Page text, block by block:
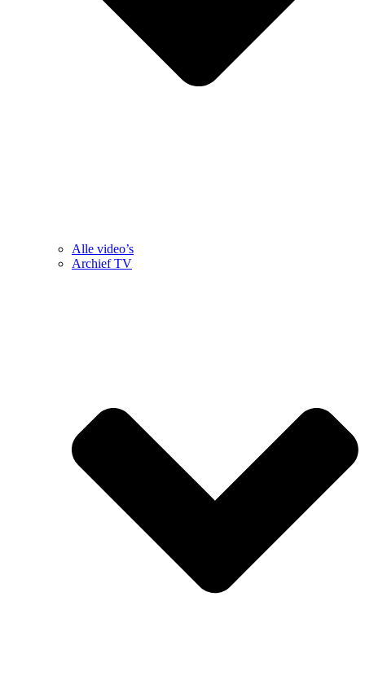
Alle video’s
Archief TV